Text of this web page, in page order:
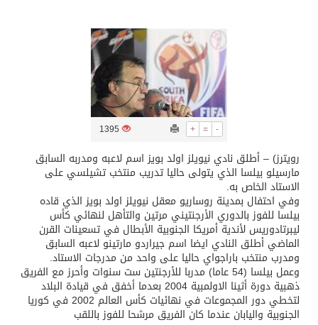
ثلة من الضابطات في الجييش الكويتي
كسوة الكعبة تعتلي البيت العتيق
“سبيس إكس” تطلق 24 قمرًا صناعيًا جديدًا إلى الفضاء
+ = -
1395
رويترز) – أطلق نادي نيويلز اولد بويز اسم لاعبه ومدربه السابق
مارسيلو بيلسا الذي يتولى حاليا تدريب منتخب تشيلسي على
الاستاد الخاص به.
وفي احتفال بمدينة روساريو معقل نيويلز اولد بويز الذي قاده
بيلسا للفوز بالدوري الأرجنتيني مرتين والتأهل لنهائي كأس
ليبرتادوريس لأندية أمريكا الجنوبية الأبطال في تسعينات القرن
الماضي أطلق النادي ايضا اسم جيراردو مارتينو لاعبه السابق
ومدرب منتخب باراجواي حاليا على واحد من مدرجات الاستاد.
وعمل بيلسا (54 عاما) مدربا للأرجنتين ست سنوات وأحرز مع الفريق
ذهبية دورة أثينا الاولمبية 2004 بعدما أخفق في قيادة البلاد
لتخطي دور المجموعات في نهائيات كأس العالم 2002 في كوريا
الجنوبية واليابان عندما كان الفريق مرشحا للفوز باللقب